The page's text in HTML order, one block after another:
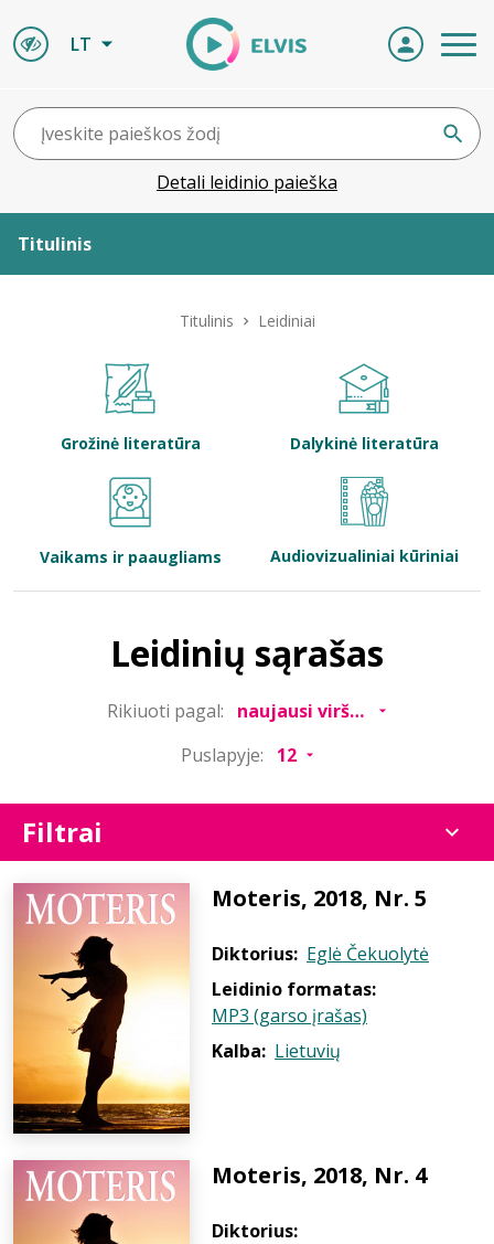
LT
Detali leidinio paieška
Titulinis
Bibliotekoms
Titulinis Leidiniai
Grožinė literatūra Dalykinė literatūra
Vaikams ir paaugliams Audiovizualiniai kūriniai
Leidinių sąrašas
Rikiuoti pagal:
Puslapyje:
Filtrai
Moteris, 2018, Nr. 5
Diktorius: Eglė Čekuolytė
Leidinio formatas:
MP3 (garso įrašas)
Kalba: Lietuvių
Moteris, 2018, Nr. 4
Diktorius: